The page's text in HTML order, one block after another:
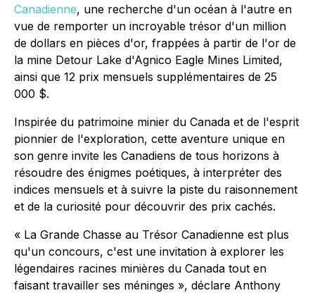
Canadienne, une recherche d'un océan à l'autre en
vue de remporter un incroyable trésor d'un million
de dollars en pièces d'or, frappées à partir de l'or de
la mine Detour Lake d'Agnico Eagle Mines Limited,
ainsi que 12 prix mensuels supplémentaires de 25
000 $.
Inspirée du patrimoine minier du Canada et de l'esprit
pionnier de l'exploration, cette aventure unique en
son genre invite les Canadiens de tous horizons à
résoudre des énigmes poétiques, à interpréter des
indices mensuels et à suivre la piste du raisonnement
et de la curiosité pour découvrir des prix cachés.
« La Grande Chasse au Trésor Canadienne est plus
qu'un concours, c'est une invitation à explorer les
légendaires racines minières du Canada tout en
faisant travailler ses méninges », déclare Anthony